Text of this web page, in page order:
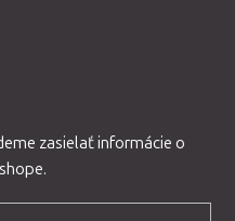
zasielať informácie o